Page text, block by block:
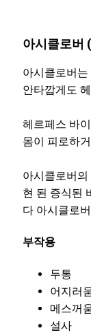
아시클로버
아시클로버
안타깝게도
헤르페스 바
몸이 피로하
아시클로버
현 된 증식된
다 아시클로
부작용
두통
어지러
메스꺼
설사